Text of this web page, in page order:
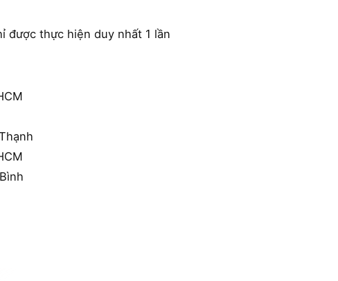
được thực hiện duy nhất 1 lần